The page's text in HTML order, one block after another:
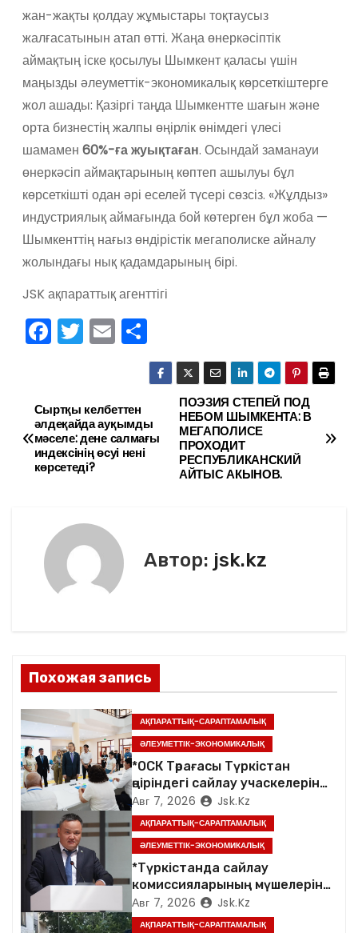
жан-жақты қолдау жұмыстары тоқтаусыз
жалғасатынын атап өтті. Жаңа өнеркәсіптік
аймақтың іске қосылуы Шымкент қаласы үшін
маңызды әлеуметтік-экономикалық көрсеткіштерге
жол ашады: Қазіргі таңда Шымкентте шағын және
орта бизнестің жалпы өңірлік өнімдегі үлесі
шамамен 60%-ға жуықтаған. Осындай заманауи
өнеркәсіп аймақтарының көптеп ашылуы бұл
көрсеткішті одан әрі еселей түсері сөзсіз. «Жұлдыз»
индустриялық аймағында бой көтерген бұл жоба —
Шымкенттің нағыз өндірістік мегаполиске айналу
жолындағы нық қадамдарының бірі.
JSK ақпараттық агенттігі
F
e
b
o
T
er
E
l
О
тп
р
в
Н
а
в
я
п
о
з
а
п
и
с
ПОЭЗИЯ СТЕПЕЙ ПОД
НЕБОМ ШЫМКЕНТА: В
МЕГАПОЛИСЕ
ПРОХОДИТ
РЕСПУБЛИКАНСКИЙ
АЙТЫС АКЫНОВ.
Сыртқы келбеттен
әлдеқайда ауқымды
мәселе: дене салмағы
индексінің өсуі нені
көрсетеді?
Автор: jsk.kz
Похожая запись
АҚПАРАТТЫҚ-САРАПТАМАЛЫҚ
ӘЛЕУМЕТТІК-ЭКОНОМИКАЛЫҚ
*ОСК Төрағасы Түркістан
өңіріндегі сайлау учаскелерін
аралады*
Авг 7, 2026 Jsk.kz
АҚПАРАТТЫҚ-САРАПТАМАЛЫҚ
ӘЛЕУМЕТТІК-ЭКОНОМИКАЛЫҚ
*Түркістанда сайлау
комиссияларының мүшелеріне
арналған семинар өтті*
Авг 7, 2026 Jsk.kz
АҚПАРАТТЫҚ-САРАПТАМАЛЫҚ